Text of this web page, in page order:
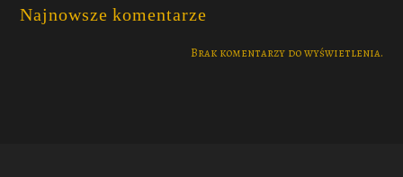
Najnowsze komentarze
Brak komentarzy do wyświetlenia.